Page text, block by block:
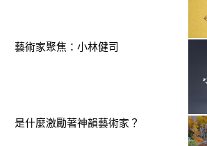
藝術家聚焦：小林健司
是什麼激勵著神韻藝術家？